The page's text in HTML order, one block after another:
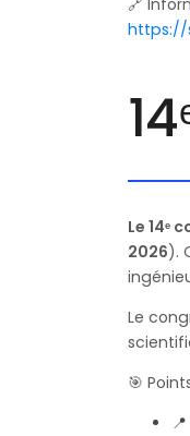
Le 14ᵉ
2026).
Le
🎯
📍